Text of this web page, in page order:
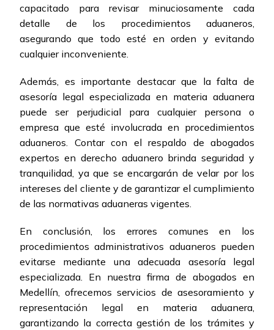
capacitado para revisar minuciosamente cada
detalle de los procedimientos aduaneros,
asegurando que todo esté en orden y evitando
cualquier inconveniente.
Además, es importante destacar que la falta de
asesoría legal especializada en materia aduanera
puede ser perjudicial para cualquier persona o
empresa que esté involucrada en procedimientos
aduaneros. Contar con el respaldo de abogados
expertos en derecho aduanero brinda seguridad y
tranquilidad, ya que se encargarán de velar por los
intereses del cliente y de garantizar el cumplimiento
de las normativas aduaneras vigentes.
En conclusión, los errores comunes en los
procedimientos administrativos aduaneros pueden
evitarse mediante una adecuada asesoría legal
especializada. En nuestra firma de abogados en
Medellín, ofrecemos servicios de asesoramiento y
representación legal en materia aduanera,
garantizando la correcta gestión de los trámites y